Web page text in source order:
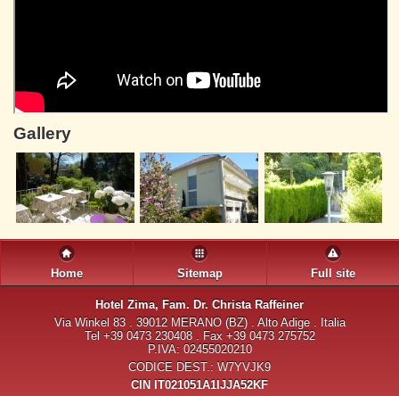
Gallery
Home Sitemap Full site
Hotel Zima, Fam. Dr. Christa Raffeiner
Via Winkel 83 . 39012 MERANO (BZ) . Alto Adige . Italia
Tel +39 0473 230408 . Fax +39 0473 275752
P.IVA: 02455020210
CODICE DEST.: W7YVJK9
CIN IT021051A1IJJA52KF